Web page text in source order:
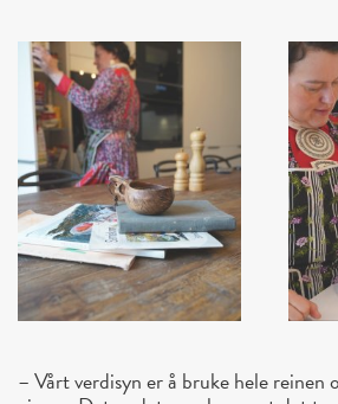
– Vårt verdisyn er å bruke hele reinen